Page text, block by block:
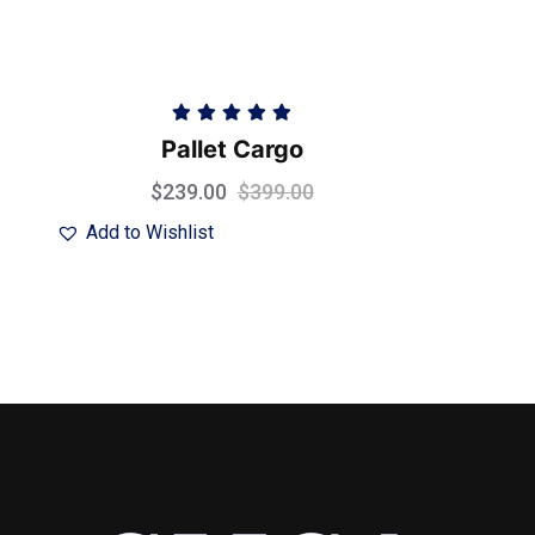
Valorado
con5.00de
Pallet Cargo
$239.00 $399.00
Add to Wishlist